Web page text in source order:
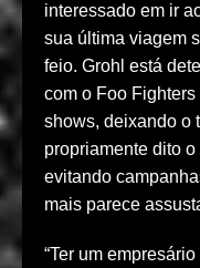
interessado em ir
sua última viagem
feio. Grohl está
com o Foo
shows, deixando o
propriamente dito
evitando
mais parece
“Ter um